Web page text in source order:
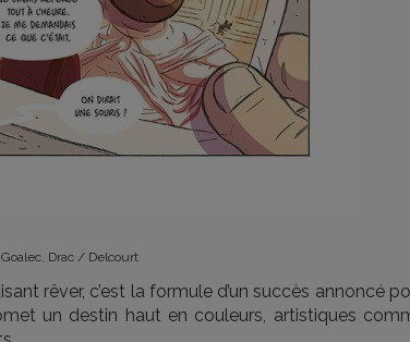
Drac / Delcourt
rêver, c’est la formule d’un succès annoncé
un destin haut en couleurs, artistiques